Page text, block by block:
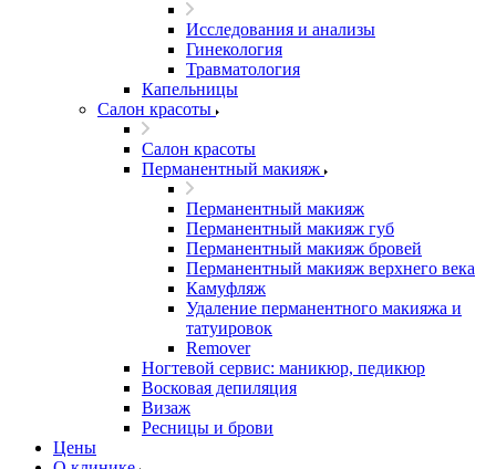
Исследования и анализы
Гинекология
Травматология
Капельницы
Салон красоты
Салон красоты
Перманентный макияж
Перманентный макияж
Перманентный макияж губ
Перманентный макияж бровей
Перманентный макияж верхнего века
Камуфляж
Удаление перманентного макияжа и
татуировок
Remover
Ногтевой сервис: маникюр, педикюр
Восковая депиляция
Визаж
Ресницы и брови
Цены